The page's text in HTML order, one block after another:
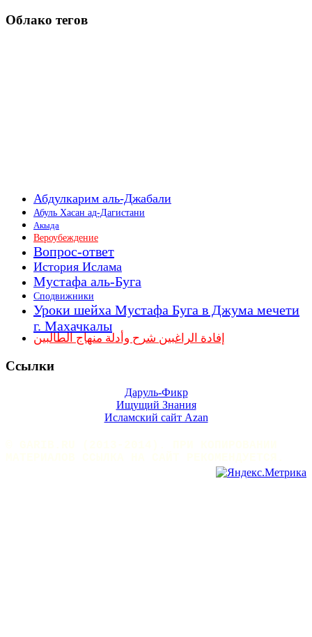
Облако тегов
Абдулкарим аль-Джабали
Абуль Хасан ад-Дагистани
Акыда
Вероубеждение
Вопрос-ответ
История Ислама
Мустафа аль-Буга
Сподвижники
Уроки шейха Мустафа Буга в Джума мечети
г. Махачкалы
إفادة الراغبين شرح وأدلة منهاج الطالبين
Ссылки
Даруль-Фикр
Ищущий Знания
Исламский сайт Azan